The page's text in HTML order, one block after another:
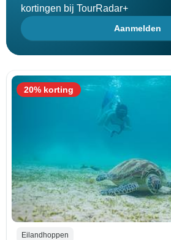
kortingen bij TourRadar+
Aanmelden
Eilandhoppen
20% korting